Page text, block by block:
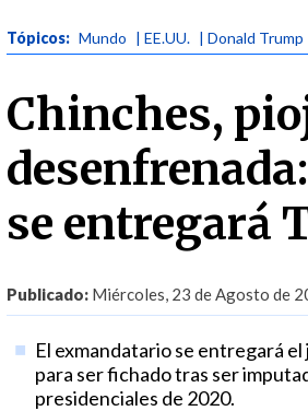
Tópicos: Mundo | EE.UU. | Donald Trump
Chinches,
se entregará
Publicado: Miércoles, 23 de Agosto de
El exmandatario se entregará
para ser fichado tras ser
presidenciales de 2020.